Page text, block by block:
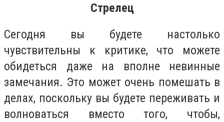
Стрелец
Сегодня вы будете настолько
чувствительны к критике, что можете
обидеться даже на вполне невинные
замечания. Это может очень помешать в
делах, поскольку вы будете переживать и
волноваться вместо того, чтобы,